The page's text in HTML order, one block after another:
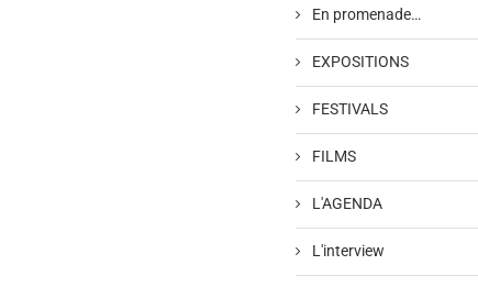
En promenade…
EXPOSITIONS
FESTIVALS
FILMS
L'AGENDA
L'interview